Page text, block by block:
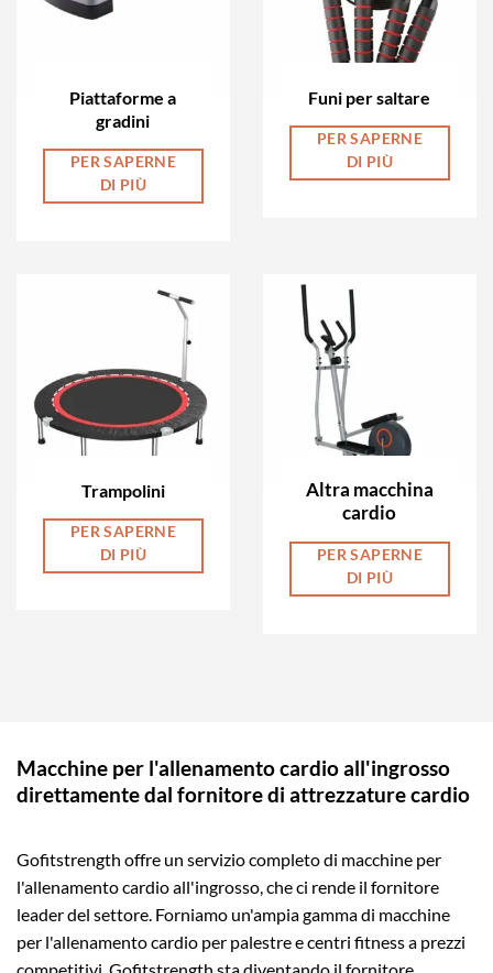
Piattaforme a
gradini
PER SAPERNE
DI PIÙ
Funi per saltare
PER SAPERNE
DI PIÙ
Trampolini
PER SAPERNE
DI PIÙ
Altra macchina
cardio
PER SAPERNE
DI PIÙ
Macchine per l'allenamento cardio all'ingrosso
direttamente dal fornitore di attrezzature cardio
Gofitstrength offre un servizio completo di macchine per
l'allenamento cardio all'ingrosso, che ci rende il fornitore
leader del settore. Forniamo un'ampia gamma di macchine
per l'allenamento cardio per palestre e centri fitness a prezzi